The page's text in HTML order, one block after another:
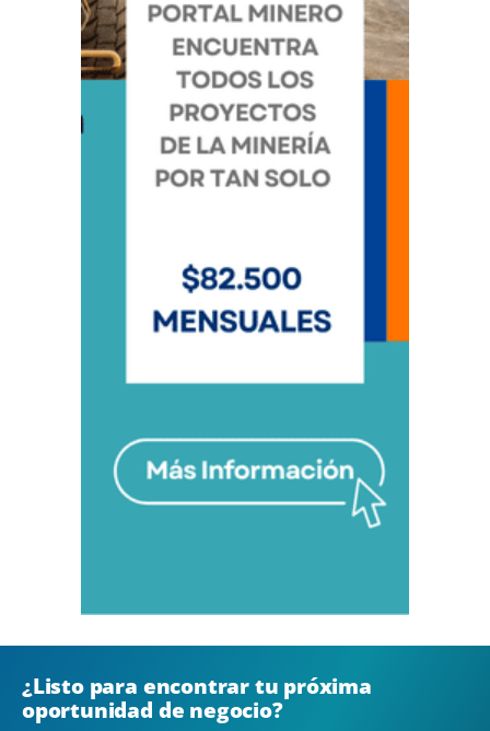
¿Listo para encontrar tu próxima
oportunidad de negocio?